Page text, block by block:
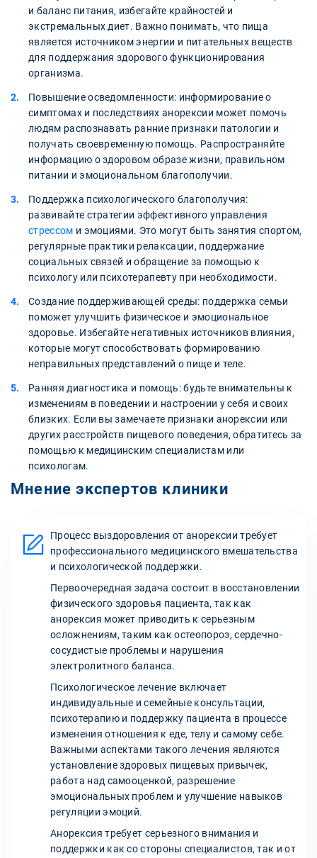
и баланс питания, избегайте крайностей и
экстремальных диет. Важно понимать, что пища
является источником энергии и питательных веществ
для поддержания здорового функционирования
организма.
Повышение осведомленности: информирование о
симптомах и последствиях анорексии может помочь
людям распознавать ранние признаки патологии и
получать своевременную помощь. Распространяйте
информацию о здоровом образе жизни, правильном
питании и эмоциональном благополучии.
Поддержка психологического благополучия:
развивайте стратегии эффективного управления
стрессом и эмоциями. Это могут быть занятия спортом,
регулярные практики релаксации, поддержание
социальных связей и обращение за помощью к
психологу или психотерапевту при необходимости.
Создание поддерживающей среды: поддержка семьи
поможет улучшить физическое и эмоциональное
здоровье. Избегайте негативных источников влияния,
которые могут способствовать формированию
неправильных представлений о пище и теле.
Ранняя диагностика и помощь: будьте внимательны к
изменениям в поведении и настроении у себя и своих
близких. Если вы замечаете признаки анорексии или
других расстройств пищевого поведения, обратитесь за
помощью к медицинским специалистам или
психологам.
Мнение экспертов клиники
Процесс выздоровления от анорексии требует
профессионального медицинского вмешательства
и психологической поддержки.
Первоочередная задача состоит в восстановлении
физического здоровья пациента, так как
анорексия может приводить к серьезным
осложнениям, таким как остеопороз, сердечно-
сосудистые проблемы и нарушения
электролитного баланса.
Психологическое лечение включает
индивидуальные и семейные консультации,
психотерапию и поддержку пациента в процессе
изменения отношения к еде, телу и самому себе.
Важными аспектами такого лечения являются
установление здоровых пищевых привычек,
работа над самооценкой, разрешение
эмоциональных проблем и улучшение навыков
регуляции эмоций.
Анорексия требует серьезного внимания и
поддержки как со стороны специалистов, так и от